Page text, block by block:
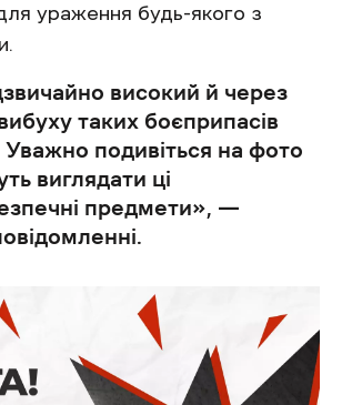
ураження будь-якого з
високий й через
таких боєприпасів
Уважно подивіться на фото
виглядати ці
предмети», —